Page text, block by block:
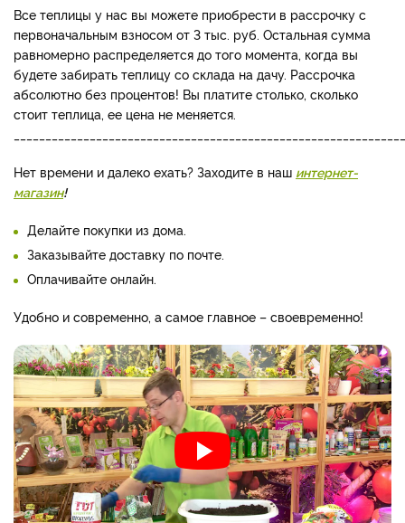
Все теплицы у нас вы можете приобрести в рассрочку с
первоначальным взносом от 3 тыс. руб. Остальная сумма
равномерно распределяется до того момента, когда вы
будете забирать теплицу со склада на дачу. Рассрочка
абсолютно без процентов! Вы платите столько, сколько
стоит теплица, ее цена не меняется.
Нет времени и далеко ехать? Заходите в наш интернет-
магазин!
Делайте покупки из дома.
Заказывайте доставку по почте.
Оплачивайте онлайн.
Удобно и современно, а самое главное – своевременно!